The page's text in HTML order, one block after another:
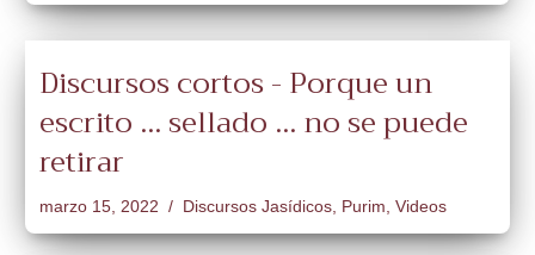
Discursos cortos - Porque un
escrito ... sellado ... no se puede
retirar
marzo 15, 2022 Discursos Jasídicos, Purim, Videos